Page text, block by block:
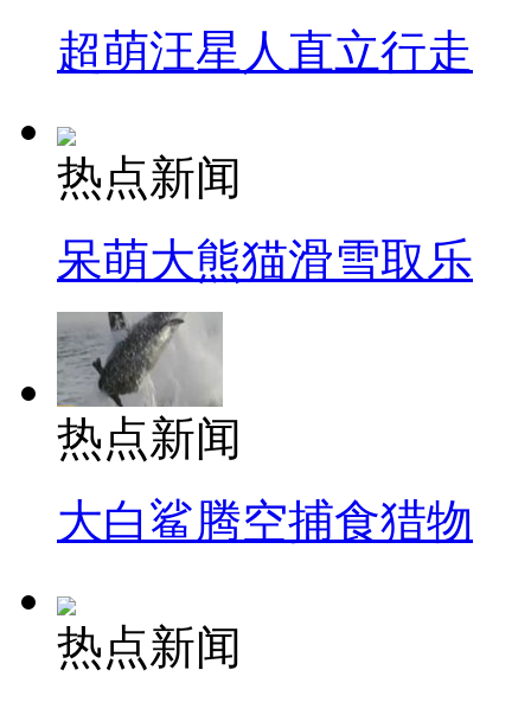
超萌汪星人直立行走
热点新闻
呆萌大熊猫滑雪取乐
热点新闻
大白鲨腾空捕食猎物
热点新闻